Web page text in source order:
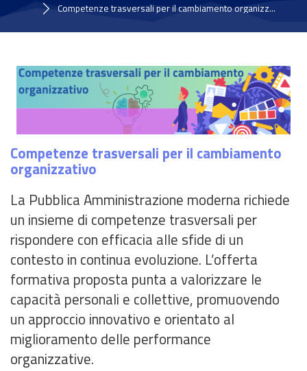
Competenze trasversali per il cambiamento organizz...
Competenze trasversali per il cambiamento
organizzativo
La Pubblica Amministrazione moderna richiede
un insieme di competenze trasversali per
rispondere con efficacia alle sfide di un
contesto in continua evoluzione. L’offerta
formativa proposta punta a valorizzare le
capacità personali e collettive, promuovendo
un approccio innovativo e orientato al
miglioramento delle performance
organizzative.